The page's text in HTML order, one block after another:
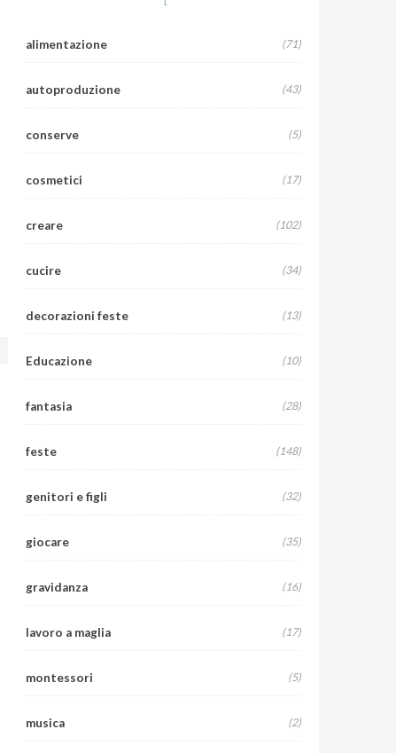
alimentazione (71)
autoproduzione (43)
conserve (5)
cosmetici (17)
creare (102)
cucire (34)
decorazioni feste (13)
Educazione (10)
fantasia (28)
feste (148)
genitori e figli (32)
giocare (35)
gravidanza (16)
lavoro a maglia (17)
montessori (5)
musica (2)